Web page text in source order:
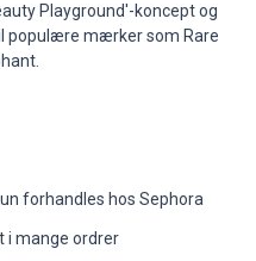
Playground'-koncept og
populære mærker som Rare
forhandles hos Sephora
i mange ordrer